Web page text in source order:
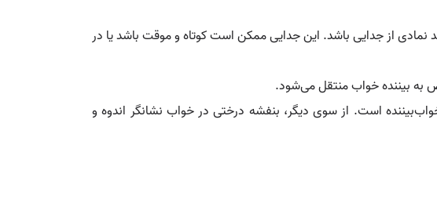
از جدایی باشد. این جدایی ممکن است کوتاه و موقت باشد یا در
به بیننده خواب منتقل می‌شود.
است. از سوی دیگر، بنفشه درختی در خواب نشانگر اندوه و